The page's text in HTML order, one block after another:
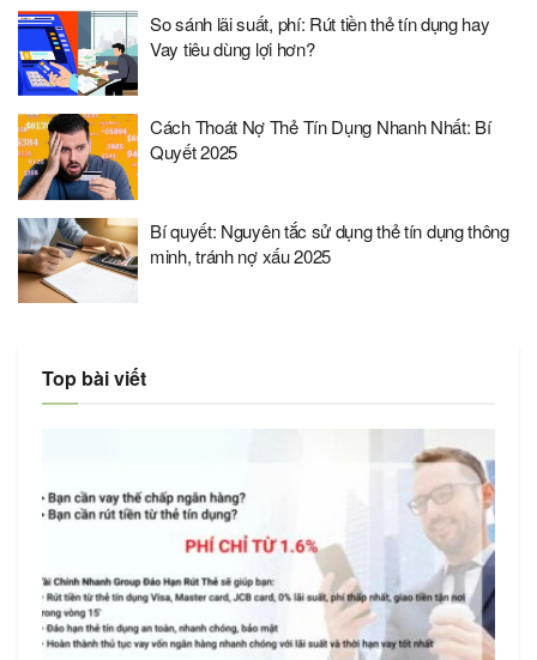
So sánh lãi suất, phí: Rút tiền thẻ tín dụng hay
Vay tiêu dùng lợi hơn?
Cách Thoát Nợ Thẻ Tín Dụng Nhanh Nhất: Bí
Quyết 2025
Bí quyết: Nguyên tắc sử dụng thẻ tín dụng thông
minh, tránh nợ xấu 2025
Top bài viết